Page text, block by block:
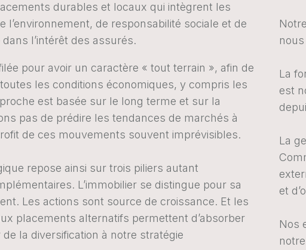
durables et locaux qui intègrent les
l’environnement, de responsabilité sociale et de
l’intérêt des assurés.
pour avoir un caractère « tout terrain », afin de
les conditions économiques, y compris les
est basée sur le long terme et sur la
pas de prédire les tendances de marchés à
de ces mouvements souvent imprévisibles.
repose ainsi sur trois piliers autant
L’immobilier se distingue pour sa
Les actions sont source de croissance. Et les
placements alternatifs permettent d’absorber
la diversification à notre stratégie
La
est
La
et
Nos